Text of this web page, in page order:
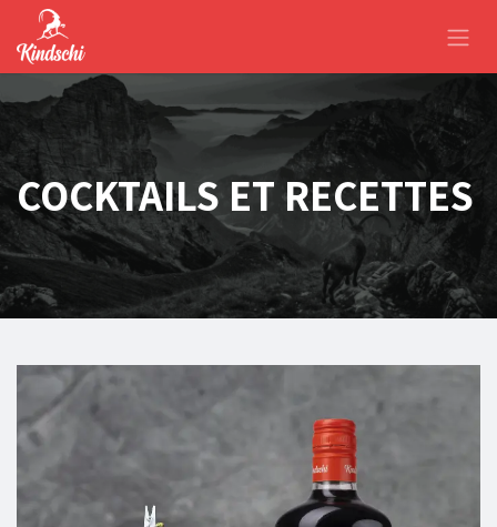
Se rendre au contenu
COCKTAILS ET RECETTES